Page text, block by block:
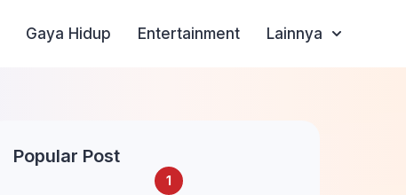
Gaya Hidup Entertainment Lainnya
Popular Post